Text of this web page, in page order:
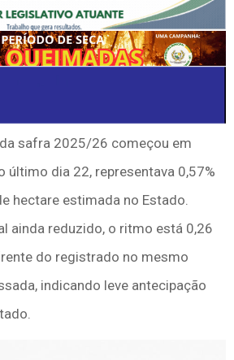
safra 2025/26 começou em
último dia 22, representava 0,57%
hectare estimada no Estado.
ainda reduzido, o ritmo está 0,26
do registrado no mesmo
indicando leve antecipação